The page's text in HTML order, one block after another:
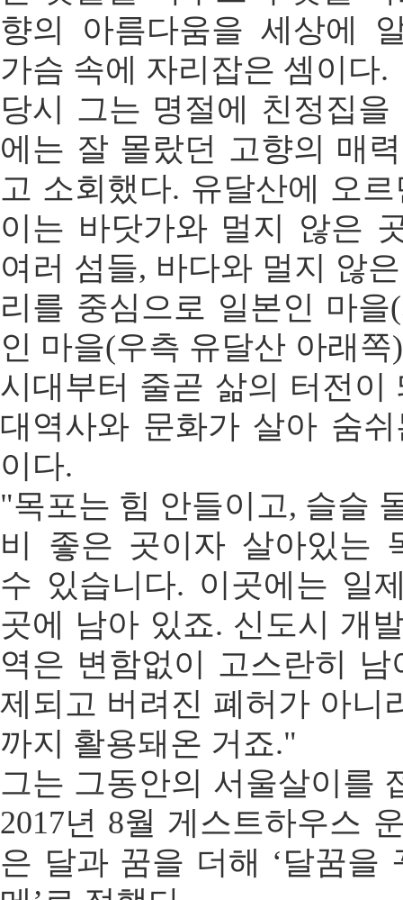
향의 아름다움을 세상에
가슴 속에 자리잡은 셈이다.
당시 그는 명절에 친정집
에는 잘 몰랐던 고향의 매
고 소회했다. 유달산에 오
이는 바닷가와 멀지 않은
여러 섬들, 바다와 멀지 않
리를 중심으로 일본인 마
인 마을(우측 유달산 아래
시대부터 줄곧 삶의 터전이
대역사와 문화가 살아 숨
이다.
"목포는 힘 안들이고, 슬슬
비 좋은 곳이자 살아있는
수 있습니다. 이곳에는 일
곳에 남아 있죠. 신도시 개
역은 변함없이 고스란히
제되고 버려진 폐허가 아니
까지 활용돼온 거죠."
그는 그동안의 서울살이를
2017년 8월 게스트하우스
은 달과 꿈을 더해 ‘달꿈을